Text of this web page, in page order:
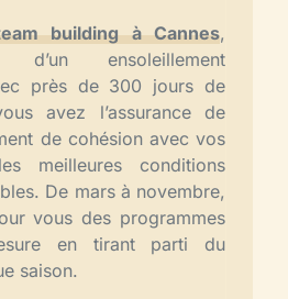
building à Cannes,
ensoleillement
près de 300 jours de
avez l’assurance de
de cohésion avec vos
meilleures conditions
De mars à novembre,
vous des programmes
en tirant parti du
saison.